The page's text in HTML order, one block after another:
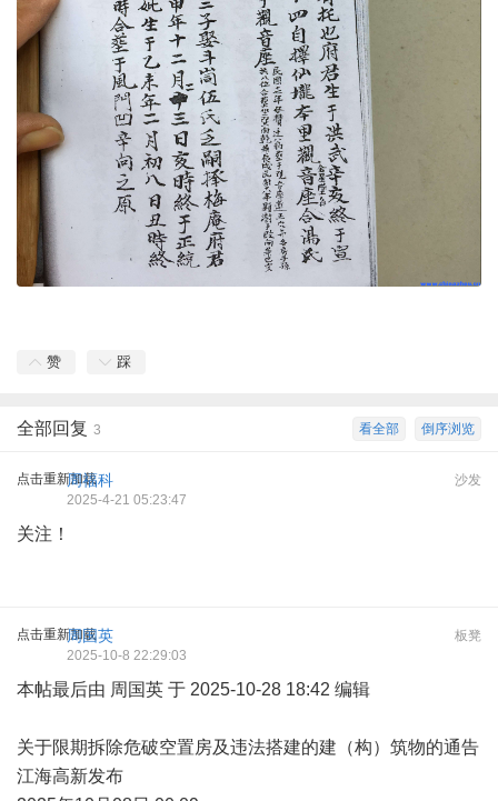
赞 踩
倒序浏览
看全部
全部回复 3
点击重新加载 沙发
周福科
2025-4-21 05:23:47
关注！
点击重新加载 板凳
周国英
2025-10-8 22:29:03
本帖最后由 周国英 于 2025-10-28 18:42 编辑
关于限期拆除危破空置房及违法搭建的建（构）筑物的通告
江海高新发布